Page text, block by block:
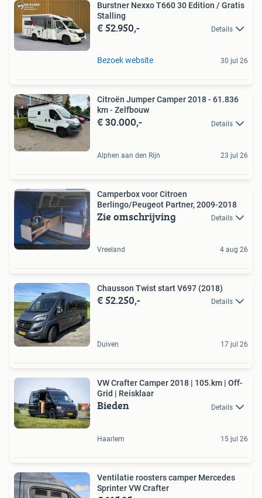
Burstner Nexxo T660 30 Edition / Gratis
Stalling
€ 52.950,- Details
Bezoek website 30 jul 26
Citroën Jumper Camper 2018 - 61.836
km - Zelfbouw
€ 30.000,- Details
Alphen aan den Rijn 23 jul 26
Camperbox voor Citroen
Berlingo/Peugeot Partner, 2009-2018
Zie omschrijving Details
Vreeland 4 aug 26
Chausson Twist start V697 (2018)
€ 52.250,- Details
Duiven 17 jul 26
VW Crafter Camper 2018 | 105.km | Off-
Grid | Reisklaar
Bieden Details
Haarlem 15 jul 26
Ventilatie roosters camper Mercedes
Sprinter VW Crafter